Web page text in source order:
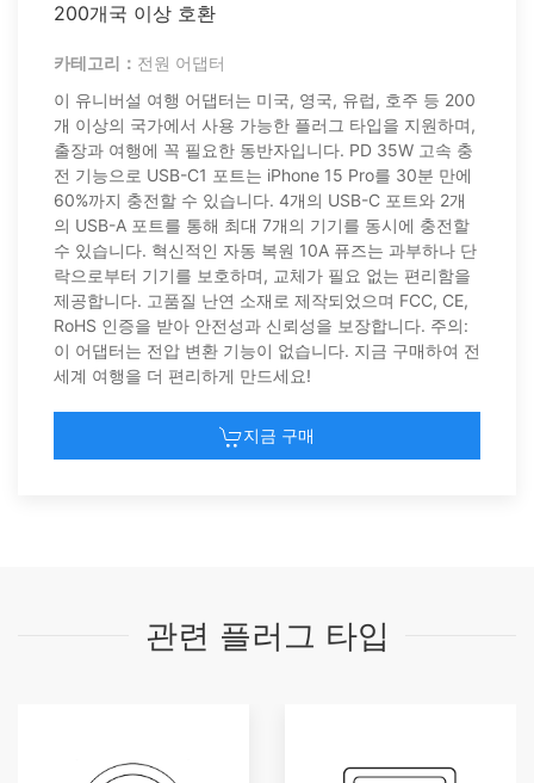
200개국 이상 호환
카테고리： 전원 어댑터
이 유니버설 여행 어댑터는 미국, 영국, 유럽, 호주 등 200
개 이상의 국가에서 사용 가능한 플러그 타입을 지원하며,
출장과 여행에 꼭 필요한 동반자입니다. PD 35W 고속 충
전 기능으로 USB-C1 포트는 iPhone 15 Pro를 30분 만에
60%까지 충전할 수 있습니다. 4개의 USB-C 포트와 2개
의 USB-A 포트를 통해 최대 7개의 기기를 동시에 충전할
수 있습니다. 혁신적인 자동 복원 10A 퓨즈는 과부하나 단
락으로부터 기기를 보호하며, 교체가 필요 없는 편리함을
제공합니다. 고품질 난연 소재로 제작되었으며 FCC, CE,
RoHS 인증을 받아 안전성과 신뢰성을 보장합니다. 주의:
이 어댑터는 전압 변환 기능이 없습니다. 지금 구매하여 전
세계 여행을 더 편리하게 만드세요!
지금 구매
관련 플러그 타입